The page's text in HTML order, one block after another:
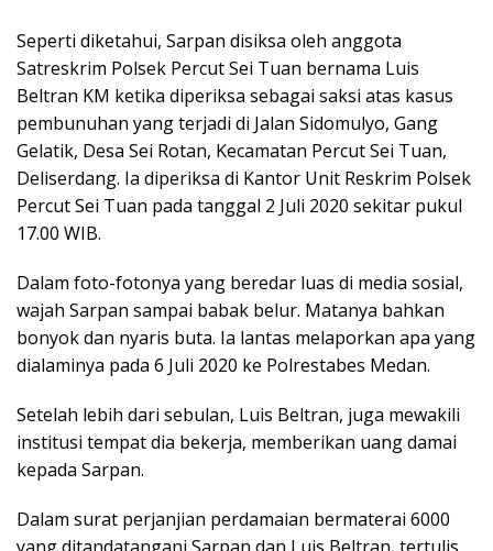
Seperti diketahui, Sarpan disiksa oleh anggota
Satreskrim Polsek Percut Sei Tuan bernama Luis
Beltran KM ketika diperiksa sebagai saksi atas kasus
pembunuhan yang terjadi di Jalan Sidomulyo, Gang
Gelatik, Desa Sei Rotan, Kecamatan Percut Sei Tuan,
Deliserdang. Ia diperiksa di Kantor Unit Reskrim Polsek
Percut Sei Tuan pada tanggal 2 Juli 2020 sekitar pukul
17.00 WIB.
Dalam foto-fotonya yang beredar luas di media sosial,
wajah Sarpan sampai babak belur. Matanya bahkan
bonyok dan nyaris buta. Ia lantas melaporkan apa yang
dialaminya pada 6 Juli 2020 ke Polrestabes Medan.
Setelah lebih dari sebulan, Luis Beltran, juga mewakili
institusi tempat dia bekerja, memberikan uang damai
kepada Sarpan.
Dalam surat perjanjian perdamaian bermaterai 6000
yang ditandatangani Sarpan dan Luis Beltran, tertulis